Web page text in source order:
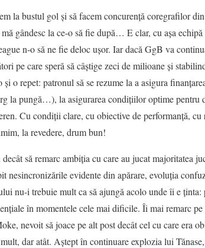
la bustul gol și să facem concurență coregrafilor
gândesc la ce-o să fie după… E clar, cu așa
n-o să ne fie deloc ușor. Iar dacă GgB va
pe care speră să câștige zeci de milioane și
o repet: patronul să se rezume la a asigura
la pungă…), la asigurarea condițiilor optime pentru
Cu condiții clare, cu obiective de performanță,
la revedere, drum bun!
să remarc ambiția cu care au jucat majoritatea
nesincronizările evidente din apărare, evoluția
nu-i trebuie mult ca să ajungă acolo unde îi e ținta:
în momentele cele mai dificile. Îi mai remarc
nevoit să joace pe alt post decât cel cu care era
dar atât. Aștept în continuare explozia lui